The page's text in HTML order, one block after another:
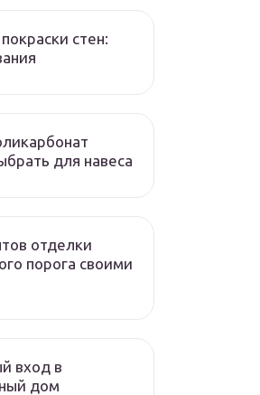
стен:
для навеса
отделки
порога своими
вход в
дом